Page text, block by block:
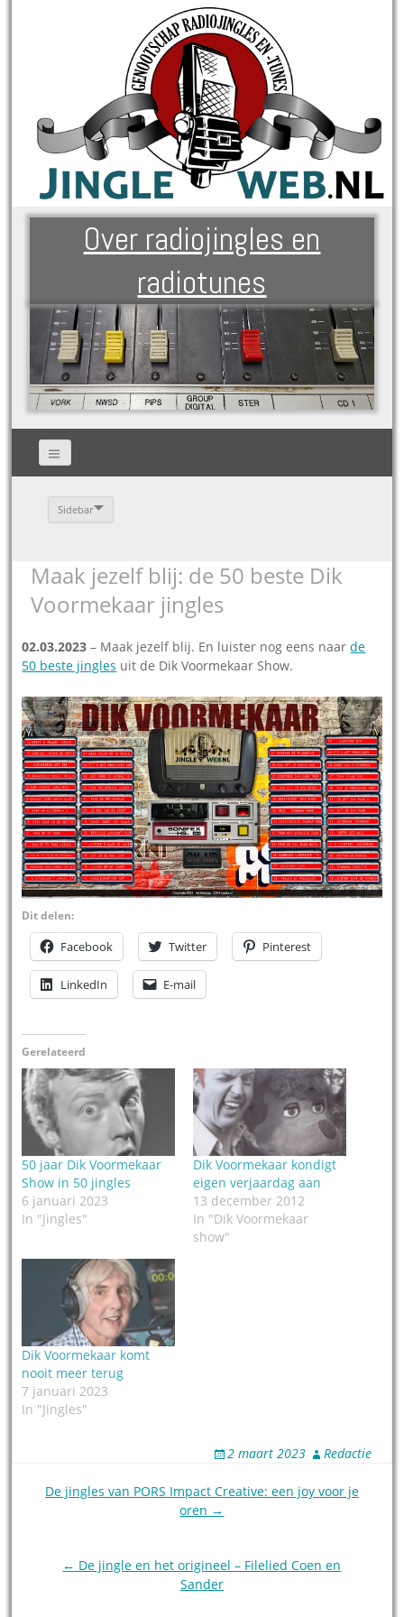
Over radiojingles en
radiotunes
Sidebar
Maak jezelf blij: de 50 beste Dik
Voormekaar jingles
02.03.2023 – Maak jezelf blij. En luister nog eens naarde
50 beste jingles uit de Dik Voormekaar Show.
Dit delen:
Facebook Twitter Pinterest
LinkedIn E-mail
Gerelateerd
50 jaar Dik Voormekaar
Show in 50 jingles
6 januari 2023
In "Jingles"
Dik Voormekaar kondigt
eigen verjaardag aan
13 december 2012
In "Dik Voormekaar
show"
Dik Voormekaar komt
nooit meer terug
7 januari 2023
In "Jingles"
2 maart 2023 Redactie
PostDe jingles van PORS Impact Creative: een joy voor je
oren →
← De jingle en het origineel – Filelied Coen en
Sander